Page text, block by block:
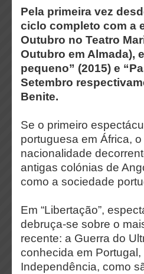
Pela primeira vez
ciclo completo com a
Outubro no Teatro
Outubro em Almada),
pequeno” (2015) e
Setembro
Benite.
Se o primeiro
portuguesa em África,
nacionalidade
antigas colónias de
como a sociedade
Em “Libertação”,
debruça-se sobre o
recente: a Guerra do
conhecida em
Independência, como